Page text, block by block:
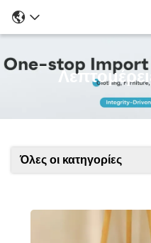
Όλες οι κατηγορίες